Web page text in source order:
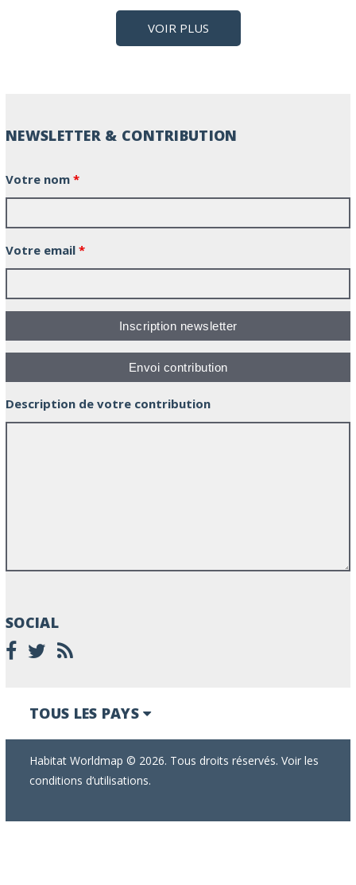
VOIR PLUS
NEWSLETTER & CONTRIBUTION
Votre nom *
Votre email *
Description de votre contribution
SOCIAL
TOUS LES PAYS
Habitat Worldmap © 2026. Tous droits réservés. Voir les
conditions d’utilisations.